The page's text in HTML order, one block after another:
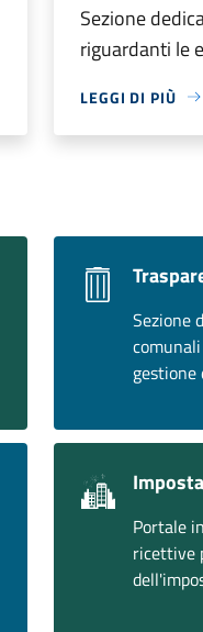
Sezione
riguardanti le
LEGGI DI PIÙ
Sezione
Portale
ricettive